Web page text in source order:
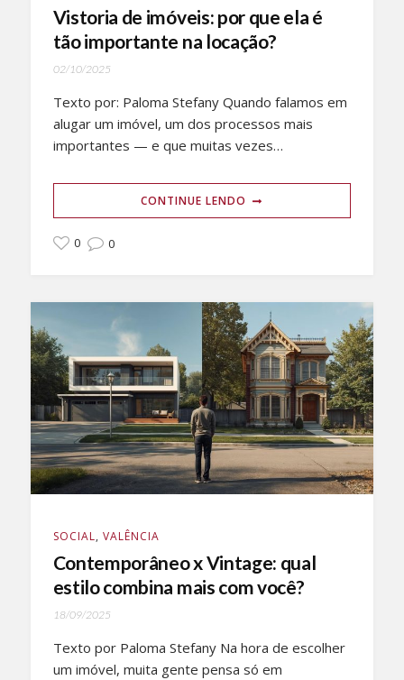
Vistoria de imóveis: por que ela é
tão importante na locação?
02/10/2025
Texto por: Paloma Stefany Quando falamos em
alugar um imóvel, um dos processos mais
importantes — e que muitas vezes…
CONTINUE LENDO
0 0
SOCIAL, VALÊNCIA
Contemporâneo x Vintage: qual
estilo combina mais com você?
18/09/2025
Texto por Paloma Stefany Na hora de escolher
um imóvel, muita gente pensa só em